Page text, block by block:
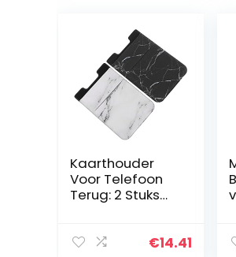
Kaarthouder
Voor Telefoon
Terug: 2 Stuks
Telefoon Card
€14.41